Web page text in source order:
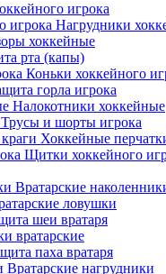
игрока
Нагрудники
хоккейные
рта (капы)
Коньки хоккейного
горла игрока
Налокотники хоккейные
Трусы и шорты игрока
Хоккейные
Щитки хоккейного
Вратарские
ловушки
шеи вратаря
вратарские
паха вратаря
Вратарские нагрудники